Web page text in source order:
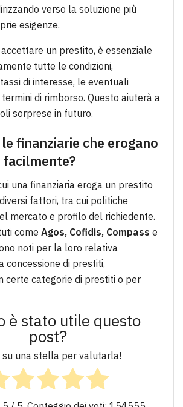
verso la soluzione più
esigenze.
un prestito, è essenziale
tutte le condizioni,
di interesse, le eventuali
di rimborso. Questo aiuterà a
sorprese in futuro.
finanziarie che erogano
una finanziaria eroga un prestito
fattori, tra cui politiche
mercato e profilo del richiedente.
come Agos, Cofidis, Compass e
noti per la loro relativa
concessione di prestiti,
certe categorie di prestiti o per
è stato utile questo
post?
su una stella per valutarla!